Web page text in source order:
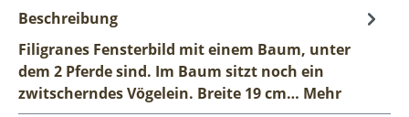
Beschreibung
Filigranes Fensterbild mit einem Baum, unter
dem 2 Pferde sind. Im Baum sitzt noch ein
zwitscherndes Vögelein. Breite 19 cm… Mehr